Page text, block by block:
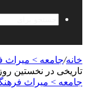
خانه/جامعه >
تاریخی در نخستین
جامعه > میراث